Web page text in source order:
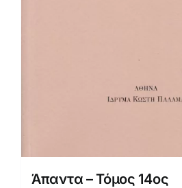
Άπαντα – Τόμος 14ος